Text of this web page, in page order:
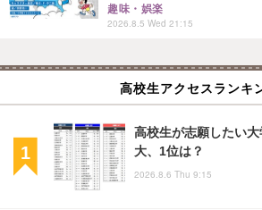
趣味・娯楽
2026.8.5 Wed 21:15
高校生アクセスランキ
高校生が志願したい
大、1位は？
2026.8.6 Thu 9:15